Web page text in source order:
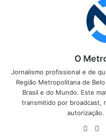
O
Jornalismo profissional e de
Região Metropolitana de
Brasil e do Mundo. Este
transmitido por broadcast,
autorização.